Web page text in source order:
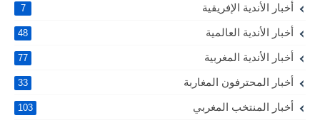
أخبار الأندية الإفريقية 7
أخبار الأندية العالمية 48
أخبار الأندية المغربية 77
أخبار المحترفون المغاربة 33
أخبار المنتخب المغربي 103